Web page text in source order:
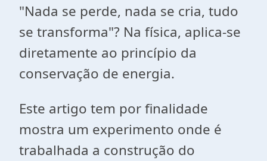
"Nada se perde, nada se cria, tudo
se transforma"? Na física, aplica-se
diretamente ao princípio da
conservação de energia.
Este artigo tem por finalidade
mostra um experimento onde é
trabalhada a construção do